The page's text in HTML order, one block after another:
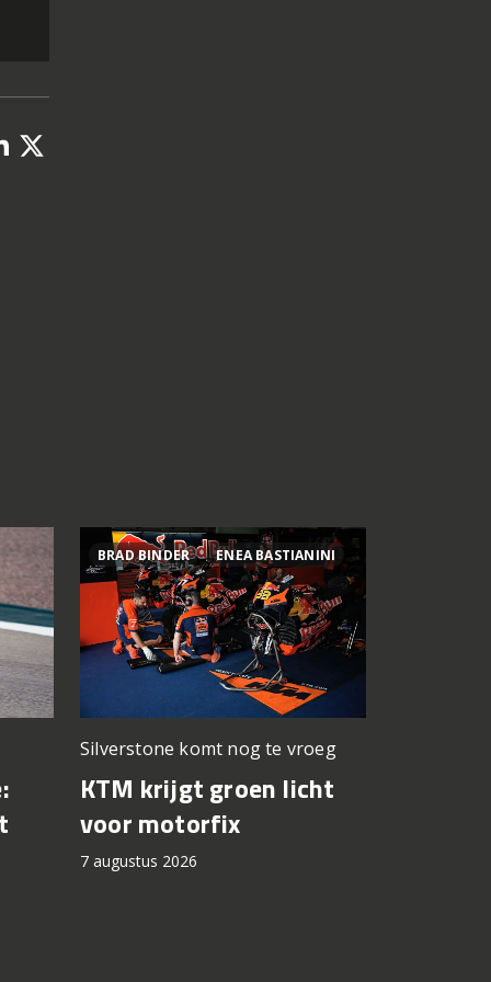
BRAD BINDER ENEA BASTIANINI
Silverstone komt nog te vroeg
KTM krijgt groen licht
voor motorfix
7 augustus 2026